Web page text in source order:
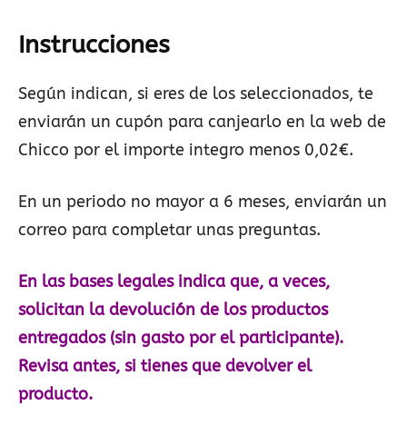
Instrucciones
Según indican, si eres de los seleccionados, te
enviarán un cupón para canjearlo en la web de
Chicco por el importe integro menos 0,02€.
En un periodo no mayor a 6 meses, enviarán un
correo para completar unas preguntas.
En las bases legales indica que, a veces,
solicitan la devolución de los productos
entregados (sin gasto por el participante).
Revisa antes, si tienes que devolver el
producto.